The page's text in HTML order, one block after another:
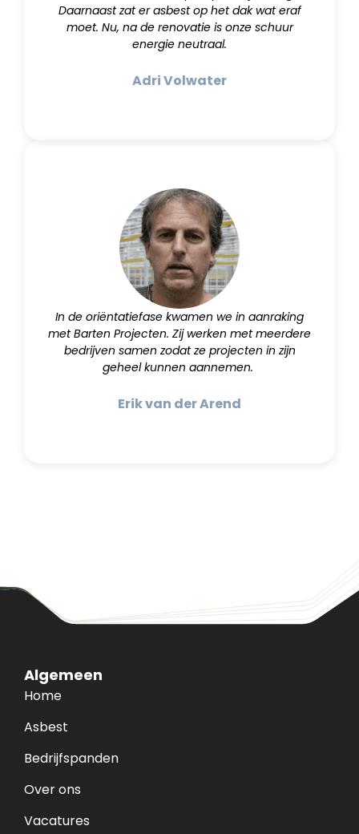
Daarnaast zat er asbest op het dak wat eraf
moet. Nu, na de renovatie is onze schuur
energie neutraal.
Adri Volwater
In de oriëntatiefase kwamen we in aanraking
met Barten Projecten. Zij werken met meerdere
bedrijven samen zodat ze projecten in zijn
geheel kunnen aannemen.
Erik van der Arend
Algemeen
Home
Asbest
Bedrijfspanden
Over ons
Vacatures